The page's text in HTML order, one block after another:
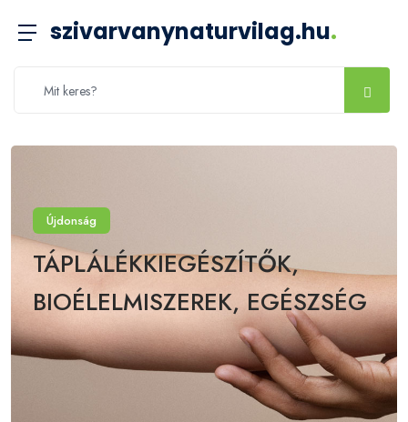
szivarvanynaturvilag.hu.
Újdonság
TÁPLÁLÉKKIEGÉSZÍTŐK,
BIOÉLELMISZEREK, EGÉSZSÉG